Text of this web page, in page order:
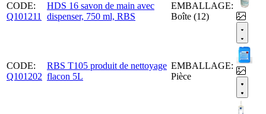
CODE:
Q101211
HDS 16 savon de main avec
dispenser, 750 ml, RBS
EMBALLAGE:
Boîte (12)
CODE:
Q101202
RBS T105 produit de nettoyage
flacon 5L
EMBALLAGE:
Pièce